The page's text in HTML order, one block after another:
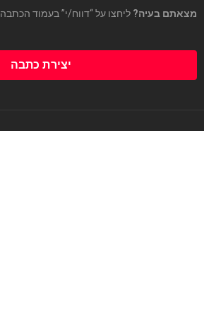
מצאתם בעיה? ליחצו על “דווח/י” בעמוד הכתבה
יצירת כתבה